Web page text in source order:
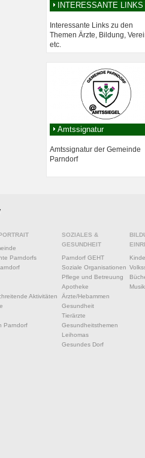
INTERESSANTE LINKS
Interessante Links zu den
Themen Ärzte, Bildung,
etc.
Amtssignatur
Amtssignatur der Gemeinde
Parndorf
Parndorfs
Aktivitäten
Parndorf
SOZIALES &
GESUNDHEIT
Parndorf GEHT
Soziale Organisationen
Pflege und Betreuung
Apotheke
Ärzte/Hebammen
Gesundheit
Tierärzte
Gesundheitsthemen
Leihomas
Gesundes Dorf